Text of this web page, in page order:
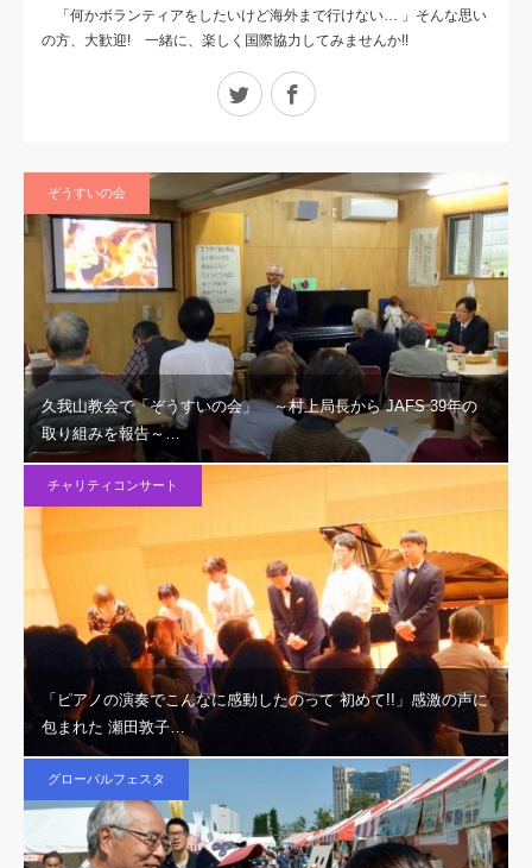
「何かボランティアをしたいけど海外まで行けない… 」そんな思い
の方、大歓迎! 一緒に、楽しく国際協力してみませんか!!
Twitter Facebook
ぞうすいの会
久我山教会で「ぞうすいの会」 ～村上局長から JAFS 39年の
取り組みを報告～…
チャリティコンサート
「ピアノの演奏でこんなに感動したのって 初めて!!」感激の声に
包まれた 瀬田敦子…
グローバルフェスタ